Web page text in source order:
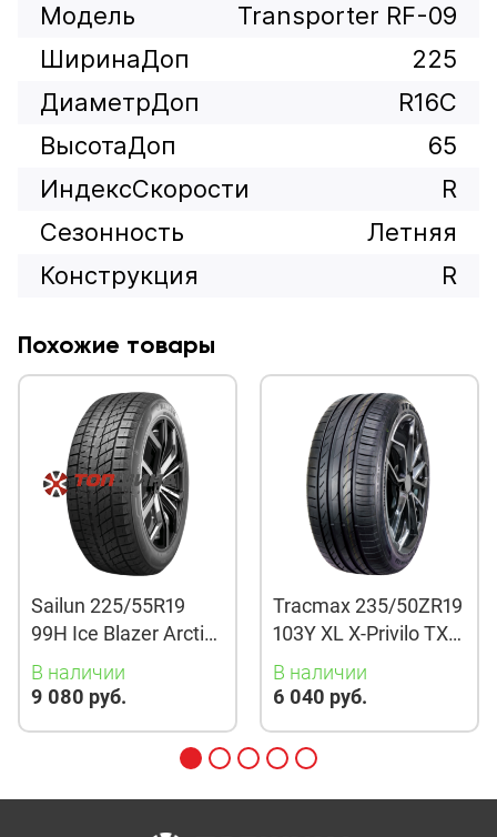
Модель
Transporter RF-09
ШиринаДоп
225
ДиаметрДоп
R16C
ВысотаДоп
65
ИндексСкорости
R
Сезонность
Летняя
Конструкция
R
Похожие товары
Sailun 225/55R19
99H Ice Blazer Arctic
Evo TL
В наличии
9 080 руб.
Tracmax 235/50ZR19
103Y XL X-Privilo TX3
TL
В наличии
6 040 руб.